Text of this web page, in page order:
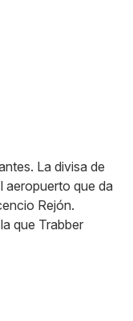
La divisa de
aeropuerto que da
Rejón.
que Trabber